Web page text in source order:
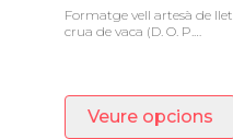
Formatge vell artesà de llet
crua de vaca (D. O. P.
Veure opcions